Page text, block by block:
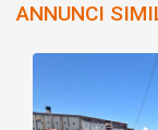
ANNUNCI